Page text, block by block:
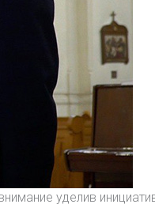
уделив